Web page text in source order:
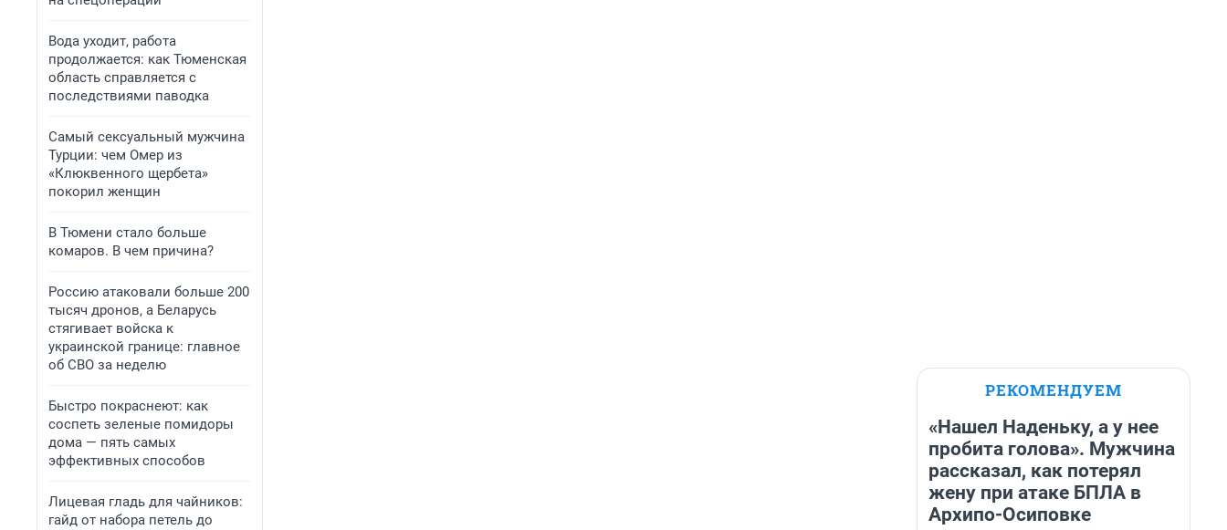
Вода уходит, работа
продолжается: как Тюменская
область справляется с
последствиями паводка
Самый сексуальный мужчина
Турции: чем Омер из
«Клюквенного щербета»
покорил женщин
В Тюмени стало больше
комаров. В чем причина?
Россию атаковали больше 200
тысяч дронов, а Беларусь
стягивает войска к
украинской границе: главное
об СВО за неделю
Быстро покраснеют: как
соспеть зеленые помидоры
дома — пять самых
эффективных способов
Лицевая гладь для чайников:
гайд от набора петель до
РЕКОМЕНДУЕМ
«Нашел Наденьку, а у нее
пробита голова». Мужчина
рассказал, как потерял
жену при атаке БПЛА в
Архипо-Осиповке